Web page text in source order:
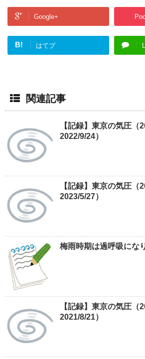
Google+
B! はてブ
関連記事
【記録】東京の気圧（
2022/9/24）
【記録】東京の気圧（
2023/5/27）
梅雨時期は過呼吸にな
【記録】東京の気圧（
2021/8/21）